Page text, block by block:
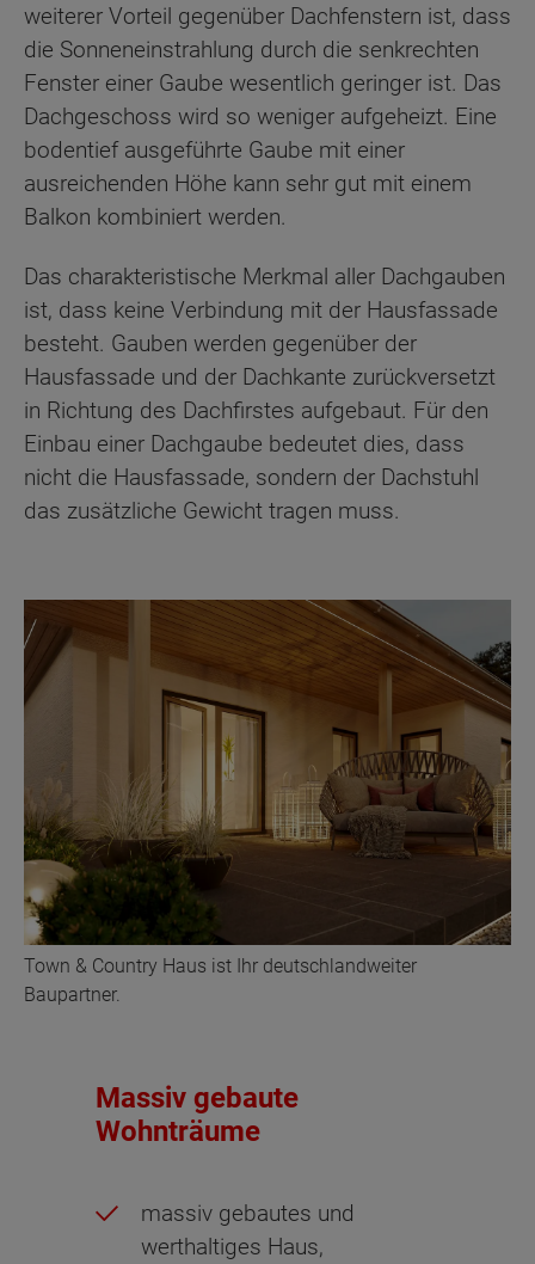
weiterer Vorteil gegenüber Dachfenstern ist, dass
die Sonneneinstrahlung durch die senkrechten
Fenster einer Gaube wesentlich geringer ist. Das
Dachgeschoss wird so weniger aufgeheizt. Eine
bodentief ausgeführte Gaube mit einer
ausreichenden Höhe kann sehr gut mit einem
Balkon kombiniert werden.
Das charakteristische Merkmal aller Dachgauben
ist, dass keine Verbindung mit der Hausfassade
besteht. Gauben werden gegenüber der
Hausfassade und der Dachkante zurückversetzt
in Richtung des Dachfirstes aufgebaut. Für den
Einbau einer Dachgaube bedeutet dies, dass
nicht die Hausfassade, sondern der Dachstuhl
das zusätzliche Gewicht tragen muss.
Town & Country Haus ist Ihr deutschlandweiter
Baupartner.
Massiv gebaute
Wohnträume
massiv gebautes und
werthaltiges Haus,